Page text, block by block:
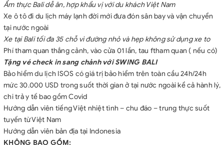
Ẩm thực Bali dễ ăn, hợp khẩu vị với du khách Việt Nam
Xe ô tô đi du lịch máy lạnh đời mới đưa đón sân bay và vận chuyển
tại nước ngoài
Xe tại Bali tối đa 35 chỗ vì đường nhỏ và hẹp không sử dụng xe to
Phí tham quan thắng cảnh, vào cửa 01 lần, tau ftham quan ( nếu có)
Tặng vé check in sang chảnh với SWING BALI
Bảo hiểm du lịch ISOS có giá trị bảo hiểm trên toàn cầu 24h/24h
mức 30.000 USD trong suốt thời gian ở tại nước ngoài kể cả hành lý,
chi trả y tế bao gồm Covid
Hướng dẫn viên tiếng Việt nhiệt tình – chu đáo – trung thực suốt
tuyến từ Việt Nam
Hướng dẫn viên bản địa tại Indonesia
KHÔNG BAO GỒM: